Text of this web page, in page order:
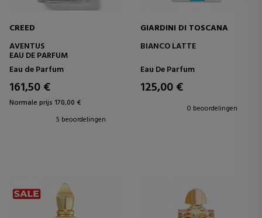
CREED
AVENTUS
EAU DE PARFUM
Eau de Parfum
161,50 €
Normale prijs 170,00 €
5 beoordelingen
GIARDINI DI TOSCANA
BIANCO LATTE
Eau De Parfum
125,00 €
0 beoordelingen